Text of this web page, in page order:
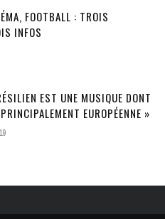
FOOTBALL : TROIS
INFOS
EST UNE MUSIQUE DONT
EUROPÉENNE »